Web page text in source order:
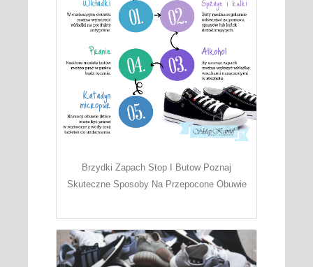
Brzydki Zapach Stop I Butow Poznaj
Skuteczne Sposoby Na Przepocone Obuwie